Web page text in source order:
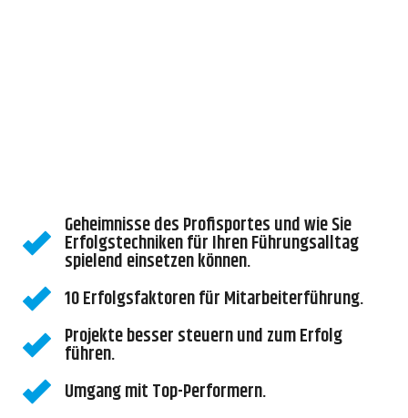
Geheimnisse des Profisportes und wie Sie
Erfolgstechniken für Ihren Führungsalltag
spielend einsetzen können.
10 Erfolgsfaktoren für Mitarbeiterführung.
Projekte besser steuern und zum Erfolg
führen.
Umgang mit Top-Performern.